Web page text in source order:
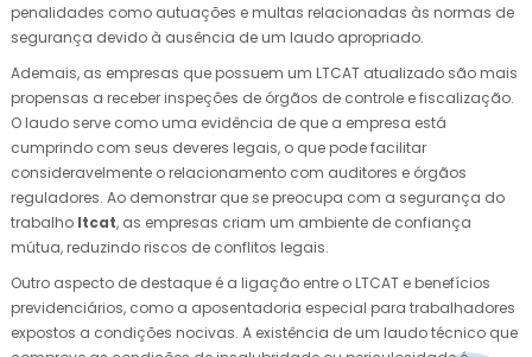
penalidades como autuações e multas relacionadas às normas de
segurança devido à ausência de um laudo apropriado.
Ademais, as empresas que possuem um LTCAT atualizado são mais
propensas a receber inspeções de órgãos de controle e fiscalização.
O laudo serve como uma evidência de que a empresa está
cumprindo com seus deveres legais, o que pode facilitar
consideravelmente o relacionamento com auditores e órgãos
reguladores. Ao demonstrar que se preocupa com a segurança do
trabalho ltcat, as empresas criam um ambiente de confiança
mútua, reduzindo riscos de conflitos legais.
Outro aspecto de destaque é a ligação entre o LTCAT e benefícios
previdenciários, como a aposentadoria especial para trabalhadores
expostos a condições nocivas. A existência de um laudo técnico que